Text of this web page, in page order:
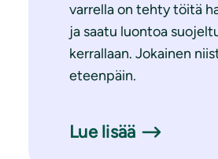
varrella on tehty töitä
ja saatu luontoa
kerrallaan. Jokainen
eteenpäin.
Lue lisää